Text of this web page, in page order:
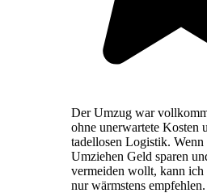
Der Umzug war
ohne unerwartete Kosten
tadellosen Logistik.
Umziehen Geld sparen
vermeiden wollt, kann ich
nur wärmstens empfehlen.